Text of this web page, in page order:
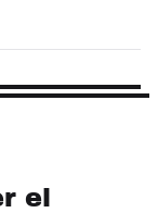
el